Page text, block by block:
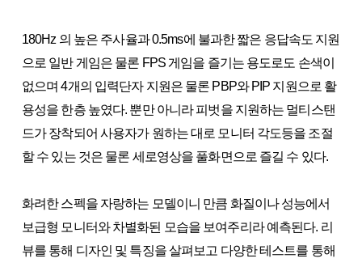
180Hz 의 높은 주사율과 0.5ms에 불과한 짧은 응답속도 지원
으로 일반 게임은 물론 FPS 게임을 즐기는 용도로도 손색이
없으며 4개의 입력단자 지원은 물론 PBP와 PIP 지원으로 활
용성을 한층 높였다. 뿐만 아니라 피벗을 지원하는 멀티스탠
드가 장착되어 사용자가 원하는 대로 모니터 각도등을 조절
할 수 있는 것은 물론 세로영상을 풀화면으로 즐길 수 있다.
화려한 스펙을 자랑하는 모델이니 만큼 화질이나 성능에서
보급형 모니터와 차별화된 모습을 보여주리라 예측된다. 리
뷰를 통해 디자인 및 특징을 살펴보고 다양한 테스트를 통해